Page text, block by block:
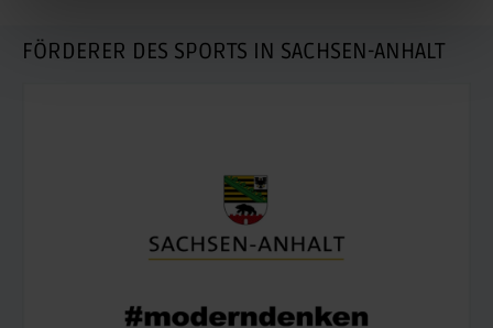
FÖRDERER DES SPORTS IN SACHSEN-ANHALT